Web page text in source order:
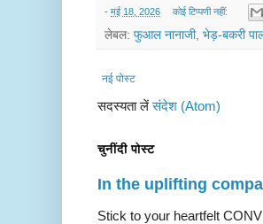
- मई 18, 2026 कोई टिप्पणी नहीं:
लेबल: फुआल नानाजी, भेड़-बकरी
नई पोस्ट
सदस्यता लेंसंदेश (Atom)
चुनींदी पोस्ट
In the uplifting
Stick to your heartfelt